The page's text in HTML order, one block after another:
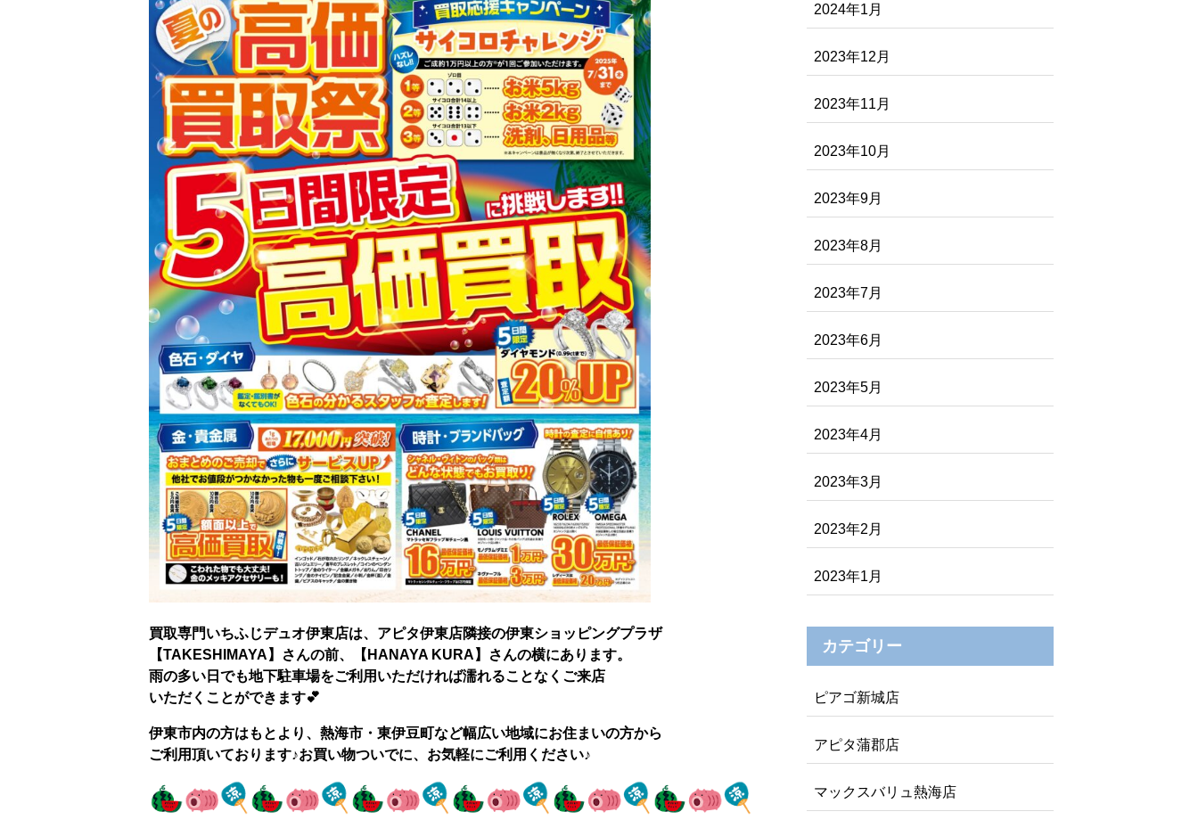
買取専門いちふじデュオ伊東店は、アピタ伊東店隣接の伊東ショッピングプラザ
【TAKESHIMAYA】さんの前、【HANAYA KURA 】さんの横にあります。
雨の多い日でも地下駐車場をご利用いただければ濡れることなくご来店
いただくことができます💕
伊東市内の方はもとより、熱海市・東伊豆町など幅広い地域にお住まいの方から
ご利用頂いております♪お買い物ついでに、お気軽にご利用ください♪
2024年1月
2023年12月
2023年11月
2023年10月
2023年9月
2023年8月
2023年7月
2023年6月
2023年5月
2023年4月
2023年3月
2023年2月
2023年1月
カテゴリー
ピアゴ新城店
アピタ蒲郡店
マックスバリュ熱海店